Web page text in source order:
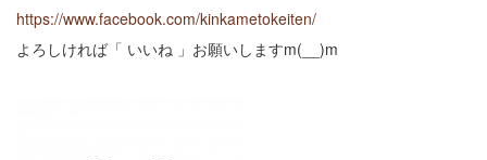
https://www.facebook.com/kinkametokeiten/
よろしければ「 いいね 」お願いしますm(__)m